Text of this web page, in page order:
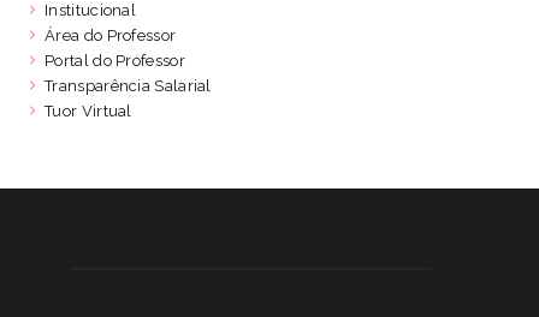
Institucional
Área do Professor
Portal do Professor
Transparência Salarial
Tuor Virtual